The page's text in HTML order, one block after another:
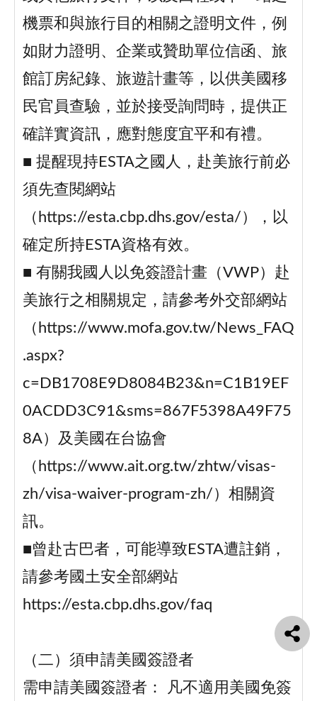
機票和與旅行目的相關之證明文件，例
如財力證明、企業或贊助單位信函、旅
館訂房紀錄、旅遊計畫等，以供美國移
民官員查驗，並於接受詢問時，提供正
確詳實資訊，應對態度宜平和有禮。
■ 提醒現持ESTA之國人，赴美旅行前必
須先查閱網站
（https://esta.cbp.dhs.gov/esta/），以
確定所持ESTA資格有效。
■ 有關我國人以免簽證計畫（VWP）赴
美旅行之相關規定，請參考外交部網站
（https://www.mofa.gov.tw/News_FAQ
.aspx?
c=DB1708E9D8084B23&n=C1B19EF
0ACDD3C91&sms=867F5398A49F75
8A）及美國在台協會
（https://www.ait.org.tw/zhtw/visas-
zh/visa-waiver-program-zh/）相關資
訊。
■曾赴古巴者，可能導致ESTA遭註銷，
請參考國土安全部網站
https://esta.cbp.dhs.gov/faq
（二）須申請美國簽證者
需申請美國簽證者： 凡不適用美國免簽